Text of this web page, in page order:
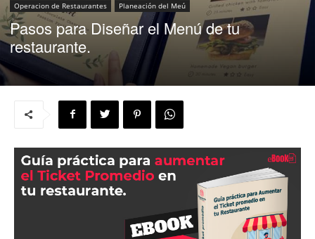
Capacitación
para
Restaurantes
|
Operacion de Restaurantes Planeación del Meú
Pasos para Diseñar el Menú de tu
restaurante.